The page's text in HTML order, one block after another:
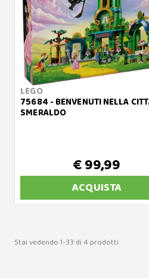
LEGO
75684 - BENVENUTI NELLA
SMERALDO
€ 99,99
ACQUISTA
Stai vedendo 1-33 di 4 prodotti